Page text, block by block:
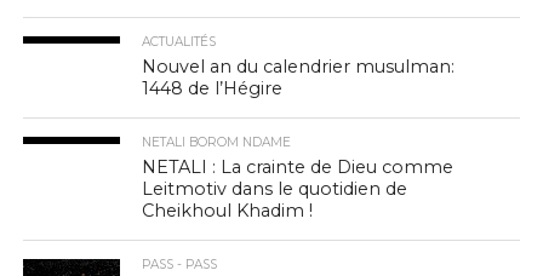
ACTUALITÉS
Nouvel an du calendrier musulman:
1448 de l’Hégire
NETALI BOROM NDAME
NETALI : La crainte de Dieu comme
Leitmotiv dans le quotidien de
Cheikhoul Khadim !
PASS - PASS